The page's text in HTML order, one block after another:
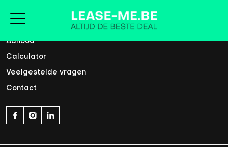
Home
Aanbod
Calculator
Veelgestelde vragen
Contact